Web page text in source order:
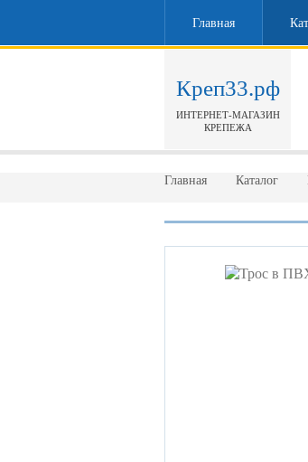
Главная
Креп33.рф
ИНТЕРНЕТ-МАГАЗИН
КРЕПЕЖА
Главная Каталог